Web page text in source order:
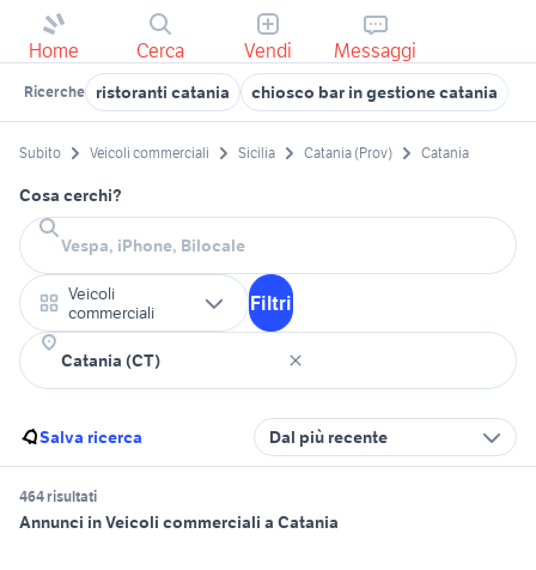
Home Cerca Vendi Messaggi
Ricerche ristoranti catania chiosco bar in gestione catania
Subito Veicoli commerciali Sicilia Catania (Prov) Catania
Cosa cerchi?
Veicoli
commerciali
Filtri
Salva ricerca Dal più recente
464 risultati
Annunci in Veicoli commerciali a Catania